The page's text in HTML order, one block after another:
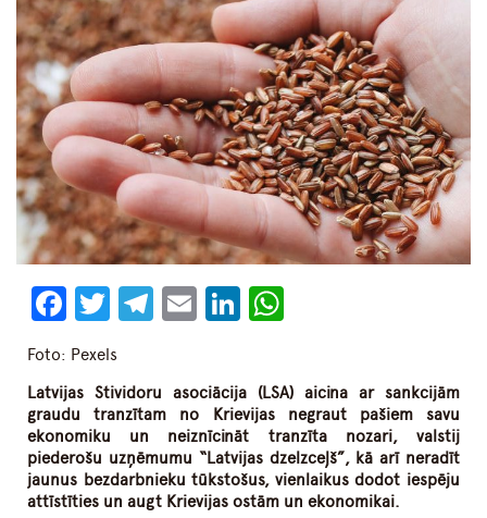
Facebook
Twitter
Telegram
EmailLinkedIn
Foto: Pexels
Latvijas Stividoru asociācija (LSA) aicina ar sankcijām
graudu tranzītam no Krievijas negraut pašiem savu
ekonomiku un neiznīcināt tranzīta nozari, valstij
piederošu uzņēmumu “Latvijas dzelzceļš”, kā arī neradīt
jaunus bezdarbnieku tūkstošus, vienlaikus dodot iespēju
attīstīties un augt Krievijas ostām un ekonomikai.